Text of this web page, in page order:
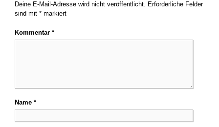
Deine E-Mail-Adresse wird nicht veröffentlicht. Erforderliche Felder
sind mit * markiert
Kommentar *
Name *